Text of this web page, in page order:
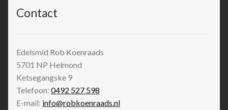
Contact
Edelsmid Rob Koenraads
5701 NP Helmond
Ketsegangske 9
Telefoon: 0492 527 598
E-mail: info@robkoenraads.nl